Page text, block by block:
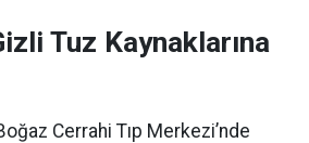
Tuz Kaynaklarına
Cerrahi Tıp Merkezi’nde